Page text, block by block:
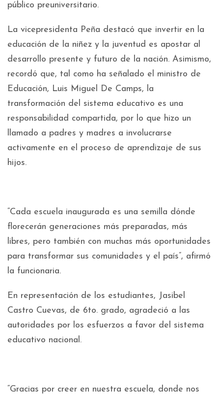
público preuniversitario.
La vicepresidenta Peña destacó que invertir en la
educación de la niñez y la juventud es apostar al
desarrollo presente y futuro de la nación. Asimismo,
recordó que, tal como ha señalado el ministro de
Educación, Luis Miguel De Camps, la
transformación del sistema educativo es una
responsabilidad compartida, por lo que hizo un
llamado a padres y madres a involucrarse
activamente en el proceso de aprendizaje de sus
hijos.
“Cada escuela inaugurada es una semilla dónde
florecerán generaciones más preparadas, más
libres, pero también con muchas más oportunidades
para transformar sus comunidades y el país”, afirmó
la funcionaria.
En representación de los estudiantes, Jasibel
Castro Cuevas, de 6to. grado, agradeció a las
autoridades por los esfuerzos a favor del sistema
educativo nacional.
“Gracias por creer en nuestra escuela, donde nos